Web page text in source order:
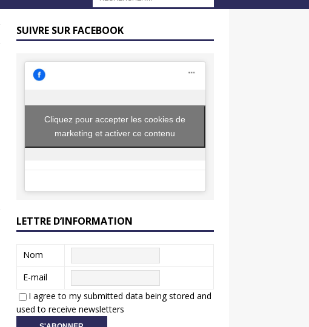
SUIVRE SUR FACEBOOK
Cliquez pour accepter les cookies de
marketing et activer ce contenu
LETTRE D’INFORMATION
Nom
E-mail
I agree to my submitted data being stored and
used to receive newsletters